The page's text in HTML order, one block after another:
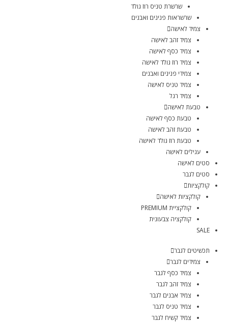
שרשרת טניס רוז גולד
שרשראות פנינים ואבנים
צמיד לאישה
צמיד זהב לאישה
צמיד כסף לאישה
צמיד רוז גולד לאישה
צמידי פנינים ואבנים
צמיד טניס לאישה
צמיד רגל
טבעת לאישה
טבעת כסף לאישה
טבעת זהב לאישה
טבעת רוז גולד לאישה
עגילים לאישה
סטים לאישה
סטים לגבר
קולקציות
קולקציות לאישה
קולקציית PREMIUM
קולקציה צבעונית
SALE
תכשיטים לגבר
צמידים לגבר
צמיד כסף לגבר
צמיד זהב לגבר
צמיד אבנים לגבר
צמיד טניס לגבר
צמיד קשיח לגבר